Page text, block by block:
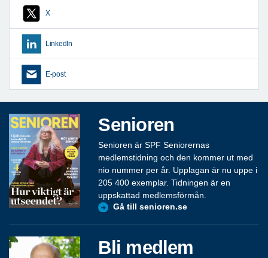
X
LinkedIn
E-post
Senioren
Senioren är SPF Seniorernas
medlemstidning och den kommer ut med
nio nummer per år. Upplagan är nu uppe i
205 400 exemplar. Tidningen är en
uppskattad medlemsförmån.
Gå till senioren.se
Bli medlem